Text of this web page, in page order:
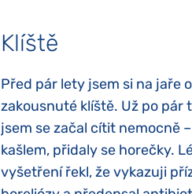
Klíště
Před pár lety jsem si na jaře
zakousnuté klíště. Už po pár
jsem se začal cítit nemocně
kašlem, přidaly se horečky.
vyšetření řekl, že vykazuji